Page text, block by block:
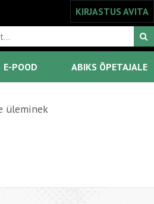
KIRJASTUS AVITA
E-POOD ABIKS ÕPETAJALE
üleminek